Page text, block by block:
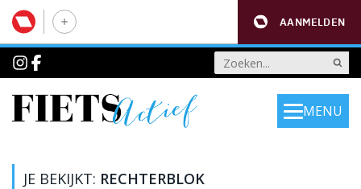
AANMELDEN
MENU
JE BEKIJKT: RECHTERBLOK